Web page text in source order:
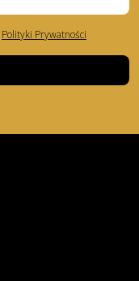
Polityki Prywatności